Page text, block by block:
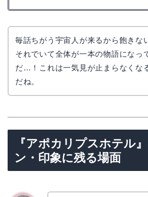
は触れていませんので、安心し
毎話ちがう宇宙人が来るから飽きな
それでいて全体が一本の物語になっ
『アポカリプスホテル
ン・印象に残る場面